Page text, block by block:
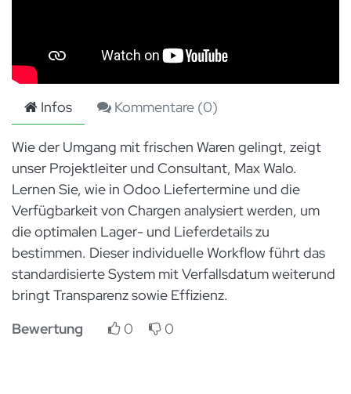
Infos Kommentare (0)
Wie der Umgang mit frischen Waren gelingt, zeigt
unser Projektleiter und Consultant, Max Walo.
Lernen Sie, wie in Odoo Liefertermine und die
Verfügbarkeit von Chargen analysiert werden, um
die optimalen Lager- und Lieferdetails zu
bestimmen. Dieser individuelle Workflow führt das
standardisierte System mit Verfallsdatum weiterund
bringt Transparenz sowie Effizienz.
Bewertung
0 0